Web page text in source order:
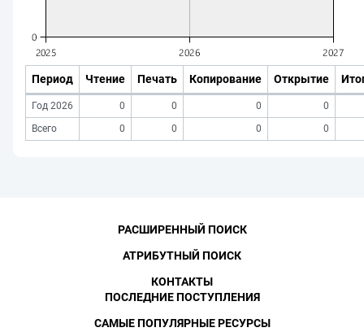
Период Чтение Печать Копирование Открытие
Год 2026 0 0 0
0
Всего
0 0 0 0
РАСШИРЕННЫЙ ПОИСК
АТРИБУТНЫЙ ПОИСК
КОНТАКТЫ
ПОСЛЕДНИЕ ПОСТУПЛЕНИЯ
САМЫЕ ПОПУЛЯРНЫЕ РЕСУРСЫ